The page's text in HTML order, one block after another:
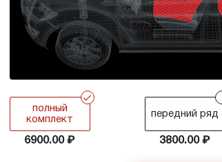
r
полный
комплект
6900.00
передний ряд
3800.00